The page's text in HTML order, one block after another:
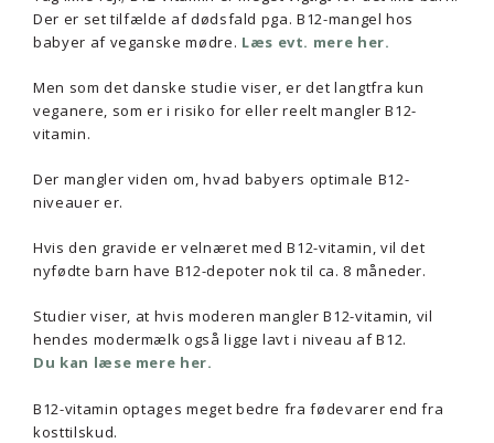
Der er set tilfælde af dødsfald pga. B12-mangel hos
babyer af veganske mødre. Læs evt. mere her.
Men som det danske studie viser, er det langtfra kun
veganere, som er i risiko for eller reelt mangler B12-
vitamin.
Der mangler viden om, hvad babyers optimale B12-
niveauer er.
Hvis den gravide er velnæret med B12-vitamin, vil det
nyfødte barn have B12-depoter nok til ca. 8 måneder.
Studier viser, at hvis moderen mangler B12-vitamin, vil
hendes modermælk også ligge lavt i niveau af B12.
Du kan læse mere her.
B12-vitamin optages meget bedre fra fødevarer end fra
kosttilskud.